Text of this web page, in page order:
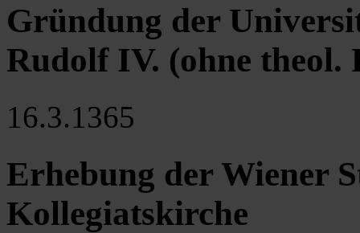
Gründung der
Rudolf IV. (ohne theol.
16.3.1365
Erhebung der Wiener
Kollegiatskirche